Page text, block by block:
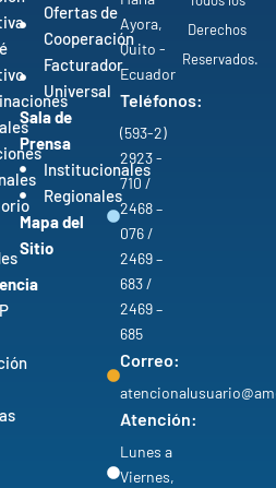
Ofertas de
Cooperación
Facturador
Universal
Sala de
Prensa
Institucionales
Regionales
Mapa del
Sitio
Ayora,
Quito -
Ecuador
Teléfonos:
(593-2)
2923 -
710 /
2468 –
076 /
2469 –
683 /
2469 –
685
Correo:
Atención:
Lunes a
Viernes,
Derechos
Reservados.